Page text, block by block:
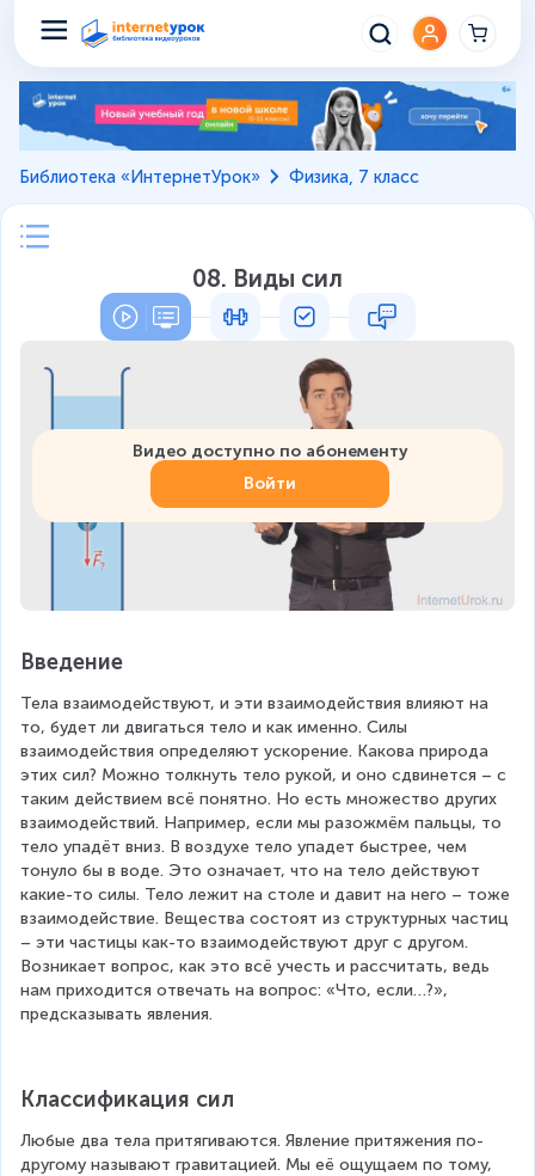
Библиотека «ИнтернетУрок» Физика, 7 класс
08. Виды сил
Видео доступно по абонементу
Войти
Введение
Тела взаимодействуют, и эти взаимодействия влияют на
то, будет ли двигаться тело и как именно. Силы
взаимодействия определяют ускорение. Какова природа
этих сил? Можно толкнуть тело рукой, и оно сдвинется – с
таким действием всё понятно. Но есть множество других
взаимодействий. Например, если мы разожмём пальцы, то
тело упадёт вниз. В воздухе тело упадет быстрее, чем
тонуло бы в воде. Это означает, что на тело действуют
какие-то силы. Тело лежит на столе и давит на него – тоже
взаимодействие. Вещества состоят из структурных частиц
– эти частицы как-то взаимодействуют друг с другом.
Возникает вопрос, как это всё учесть и рассчитать, ведь
нам приходится отвечать на вопрос: «Что, если…?»,
предсказывать явления.
Классификация сил
Любые два тела притягиваются. Явление притяжения по-
другому называют гравитацией. Мы её ощущаем по тому,